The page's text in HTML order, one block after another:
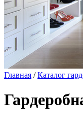
Главная /Каталог